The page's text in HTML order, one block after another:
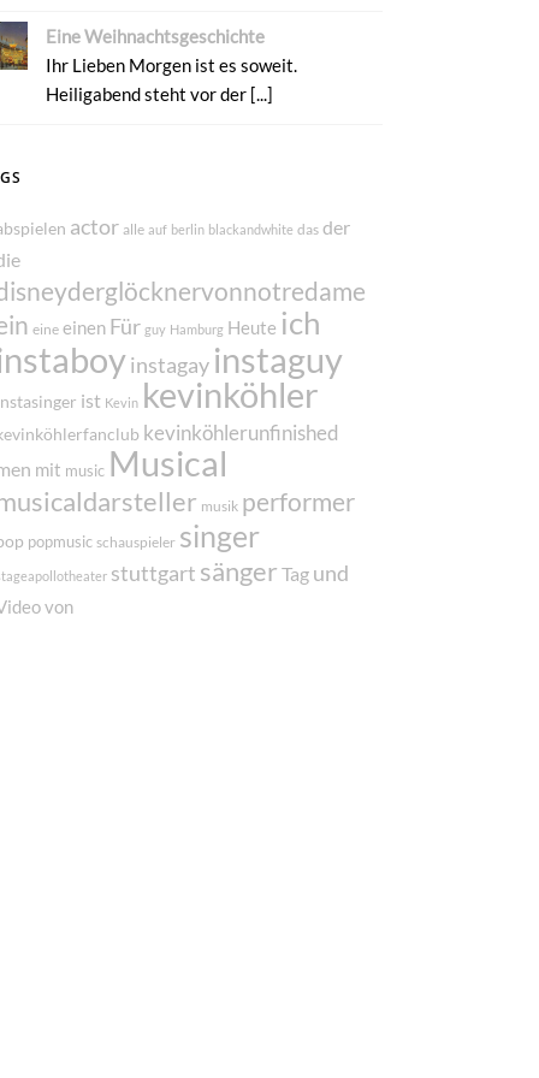
Eine Weihnachtsgeschichte
Ihr Lieben Morgen ist es soweit.
Heiligabend steht vor der [...]
actor alle auf berlin blackandwhite das der
eine einen Für guy Hamburg Heute ich
instagay instaguy
ist Kevin kevinköhler
kevinköhlerunfinished
mit music Musical
musik performer
popmusic schauspieler singer
stuttgart sänger Tag und
von